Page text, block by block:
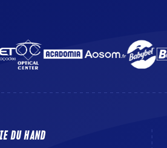
DU HAND